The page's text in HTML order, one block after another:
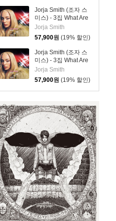
Jorja Smith (조자 스
미스) - 3집 What Are
The Odds [심플 오렌
지 컬러 LP]
Jorja Smith
57,900원 (19% 할인)
Jorja Smith (조자 스
미스) - 3집 What Are
The Odds [심플 바이
올렛 컬러 LP]
Jorja Smith
57,900원 (19% 할인)